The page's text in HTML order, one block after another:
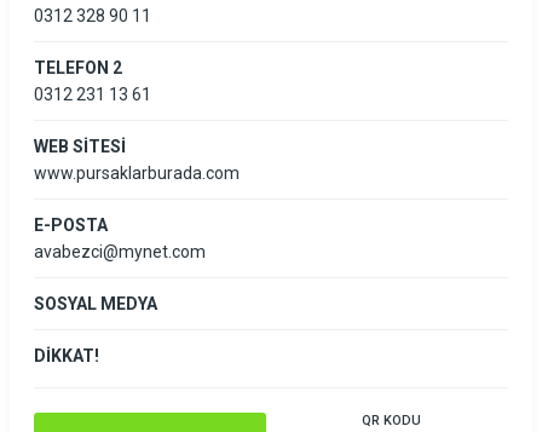
0312 328 90 11
TELEFON 2
0312 231 13 61
WEB SİTESİ
www.pursaklarburada.com
E-POSTA
avabezci@mynet.com
SOSYAL MEDYA
DİKKAT!
QR KODU